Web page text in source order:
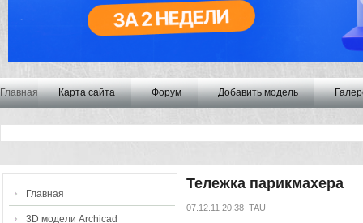
Главная Карта сайта Форум Добавить модель
Главная
3D модели Archicad
Тележка парикмахера
07.12.11 20:38 TAU